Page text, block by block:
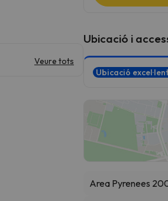
Veure tots
Ubicació i
Ubicació
Area Pyrenees